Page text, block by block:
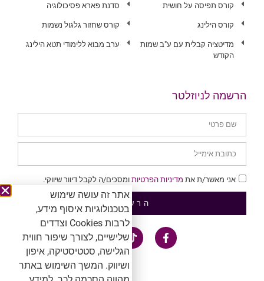
קורס תפיסה על חושית
קורס הילינג
מדיטציה קבלית עם ע"ב שמות
הקודש
סדנת פארא פסיכולוגיה
קורס שחזור גלגול נשמות
ערב מבוא ללימודי תטא הילינג
הרשמה לניוזלטר
אני מאשר/ת את מדיניות הפרטיות ומסכים/ה לקבל דיוור שיווקי.
הרשמה
אתר זה עושה שימוש
בטכנולוגיות איסוף מידע,
לרבות Cookies וצדדים
שלישיים, לצורך שיפור חווית
הגלישה, סטטיסטיקה, איפון
ושיווק. המשך השימוש באתר